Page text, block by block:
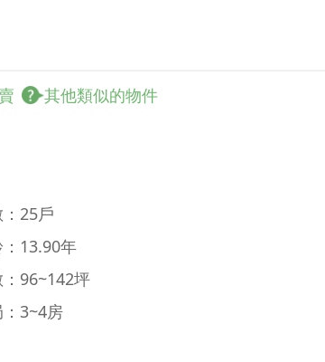
其他類似的物件
：25戶
13.90年
96~142坪
3~4房